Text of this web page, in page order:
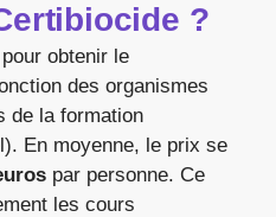
?
obtenir le
des organismes
de la formation
En moyenne, le prix se
par personne. Ce
les cours